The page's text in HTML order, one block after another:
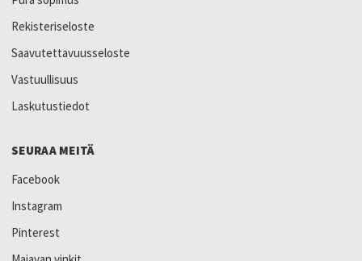
Rekisteriseloste
Saavutettavuusseloste
Vastuullisuus
Laskutustiedot
SEURAA MEITÄ
Facebook
Instagram
Pinterest